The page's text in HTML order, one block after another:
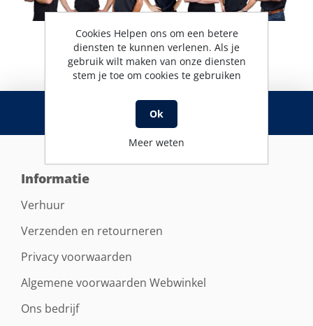
RSS
Informatie
Verhuur
Verzenden en retourneren
Privacy voorwaarden
Algemene voorwaarden Webwinkel
Ons bedrijf
Cookies Helpen ons om een betere
diensten te kunnen verlenen. Als je
gebruik wilt maken van onze diensten
stem je toe om cookies te gebruiken
Ok
Meer weten